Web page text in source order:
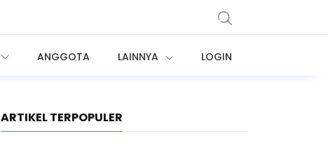
ANGGOTA LAINNYA LOGIN
ARTIKEL TERPOPULER